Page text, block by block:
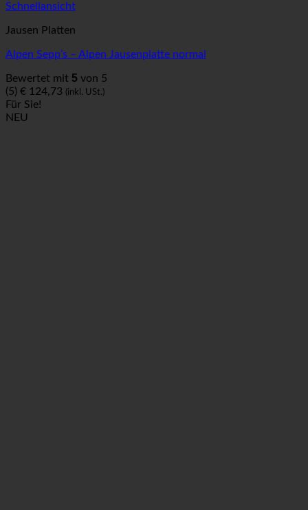
Schnellansicht
Jausen Platten
Alpen Sepp’s – Alpen Jausenplatte normal
Bewertet mit 5 von 5
(5) € 124,73 (inkl. USt.)
Für Sie!
NEU